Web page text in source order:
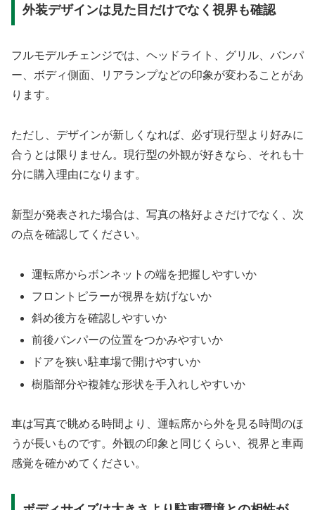
外装デザインは見た目だけでなく視界も確認
フルモデルチェンジでは、ヘッドライト、グリル、バンパ
ー、ボディ側面、リアランプなどの印象が変わることがあ
ります。
ただし、デザインが新しくなれば、必ず現行型より好みに
合うとは限りません。現行型の外観が好きなら、それも十
分に購入理由になります。
新型が発表された場合は、写真の格好よさだけでなく、次
の点を確認してください。
運転席からボンネットの端を把握しやすいか
フロントピラーが視界を妨げないか
斜め後方を確認しやすいか
前後バンパーの位置をつかみやすいか
ドアを狭い駐車場で開けやすいか
樹脂部分や複雑な形状を手入れしやすいか
車は写真で眺める時間より、運転席から外を見る時間のほ
うが長いものです。外観の印象と同じくらい、視界と車両
感覚を確かめてください。